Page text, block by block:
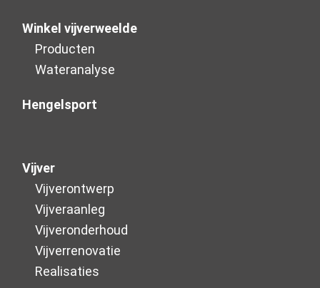
Winkel vijverweelde
Producten
Wateranalyse
Hengelsport
Vijver
Vijverontwerp
Vijveraanleg
Vijver­onderhoud
Vijverrenovatie
Realisaties